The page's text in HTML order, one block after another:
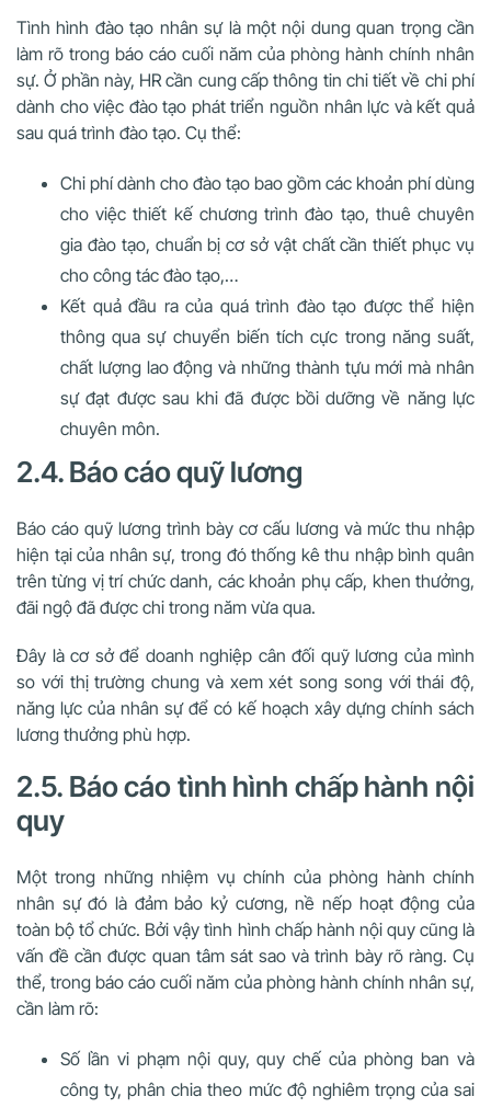
Tình hình đào tạo nhân sự là một nội dung quan trọng cần
làm rõ trong báo cáo cuối năm của phòng hành chính nhân
sự. Ở phần này, HR cần cung cấp thông tin chi tiết về chi phí
dành cho việc đào tạo phát triển nguồn nhân lực và kết quả
sau quá trình đào tạo. Cụ thể:
Chi phí dành cho đào tạo bao gồm các khoản phí dùng
cho việc thiết kế chương trình đào tạo, thuê chuyên
gia đào tạo, chuẩn bị cơ sở vật chất cần thiết phục vụ
cho công tác đào tạo,…
Kết quả đầu ra của quá trình đào tạo được thể hiện
thông qua sự chuyển biến tích cực trong năng suất,
chất lượng lao động và những thành tựu mới mà nhân
sự đạt được sau khi đã được bồi dưỡng về năng lực
chuyên môn.
2.4. Báo cáo quỹ lương
Báo cáo quỹ lương trình bày cơ cấu lương và mức thu nhập
hiện tại của nhân sự, trong đó thống kê thu nhập bình quân
trên từng vị trí chức danh, các khoản phụ cấp, khen thưởng,
đãi ngộ đã được chi trong năm vừa qua.
Đây là cơ sở để doanh nghiệp cân đối quỹ lương của mình
so với thị trường chung và xem xét song song với thái độ,
năng lực của nhân sự để có kế hoạch xây dựng chính sách
lương thưởng phù hợp.
2.5. Báo cáo tình hình chấp hành nội
quy
Một trong những nhiệm vụ chính của phòng hành chính
nhân sự đó là đảm bảo kỷ cương, nề nếp hoạt động của
toàn bộ tổ chức. Bởi vậy tình hình chấp hành nội quy cũng là
vấn đề cần được quan tâm sát sao và trình bày rõ ràng. Cụ
thể, trong báo cáo cuối năm của phòng hành chính nhân sự,
cần làm rõ:
Số lần vi phạm nội quy, quy chế của phòng ban và
công ty, phân chia theo mức độ nghiêm trọng của sai